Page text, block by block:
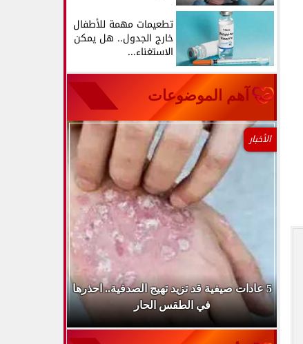
تطعيمات مهمة للأطفال
خارج الجدول.. هل يمكن
الاستغناء...
آهم الموضوعات
الأخبار
5 عادات صيفية قد تزيد تهيج الصدفية.. احذرها
في الطقس الحار